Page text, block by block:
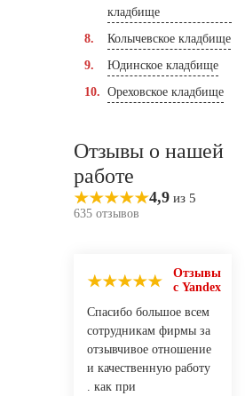
кладбище
Колычевское кладбище
Юдинское кладбище
Ореховское кладбище
Отзывы о нашей
работе
4,9 из 5
635 отзывов
Отзывы
с Yandex
Спасибо большое всем
сотрудникам фирмы за
отзывчивое отношение
и качественную работу
. как при